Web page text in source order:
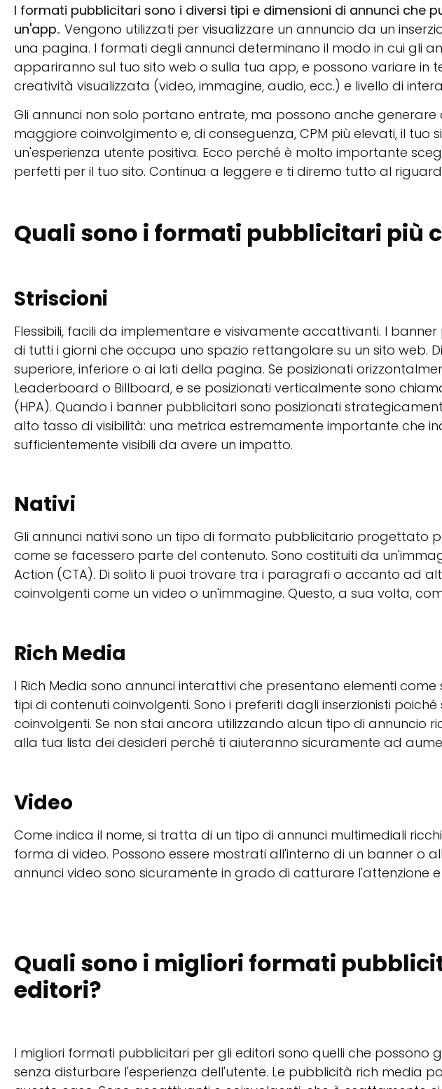
I formati pubblicitari sono i diversi tipi e dimensioni di annunci che
un'app.. Vengono utilizzati per visualizzare un annuncio da un
una pagina. I formati degli annunci determinano il modo in cui gli
appariranno sul tuo sito web o sulla tua app, e possono variare in
creatività visualizzata (video, immagine, audio, ecc.) e livello di
Gli annunci non solo portano entrate, ma possono anche generare
maggiore coinvolgimento e, di conseguenza, CPM più elevati, il tuo
un'esperienza utente positiva. Ecco perché è molto importante
perfetti per il tuo sito. Continua a leggere e ti diremo tutto al
Quali sono i formati pubblicitari più
Striscioni
Flessibili, facili da implementare e visivamente accattivanti. I
di tutti i giorni che occupa uno spazio rettangolare su un sito web.
superiore, inferiore o ai lati della pagina. Se posizionati
Leaderboard o Billboard, e se posizionati verticalmente sono
(HPA). Quando i banner pubblicitari sono posizionati
alto tasso di visibilità: una metrica estremamente importante che
sufficientemente visibili da avere un impatto.
Nativi
Gli annunci nativi sono un tipo di formato pubblicitario progettato
come se facessero parte del contenuto. Sono costituiti da
Action (CTA). Di solito li puoi trovare tra i paragrafi o accanto ad
coinvolgenti come un video o un'immagine. Questo, a sua volta,
Rich Media
I Rich Media sono annunci interattivi che presentano elementi come
tipi di contenuti coinvolgenti. Sono i preferiti dagli inserzionisti
coinvolgenti. Se non stai ancora utilizzando alcun tipo di annuncio
alla tua lista dei desideri perché ti aiuteranno sicuramente ad
Video
Come indica il nome, si tratta di un tipo di annunci multimediali
forma di video. Possono essere mostrati all'interno di un banner o
annunci video sono sicuramente in grado di catturare l'attenzione
Quali sono i migliori formati
editori?
I migliori formati pubblicitari per gli editori sono quelli che possono
senza disturbare l'esperienza dell'utente. Le pubblicità rich media